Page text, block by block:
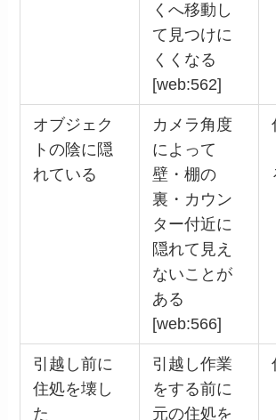
くへ移動し
て見つけに
くくなる
[web:562]
オブジェク
トの陰に隠
れている
カメラ角度
によって
壁・棚の
裏・カウン
ター付近に
隠れて見え
ないことが
ある
[web:566]
引越し前に
住処を壊し
た
引越し作業
をする前に
元の住処を